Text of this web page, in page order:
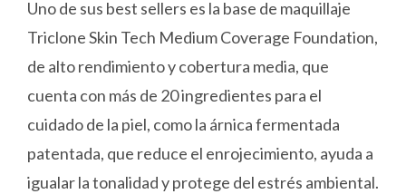
Uno de sus best sellers es la base de maquillaje
Triclone Skin Tech Medium Coverage Foundation,
de alto rendimiento y cobertura media, que
cuenta con más de 20 ingredientes para el
cuidado de la piel, como la árnica fermentada
patentada, que reduce el enrojecimiento, ayuda a
igualar la tonalidad y protege del estrés ambiental.